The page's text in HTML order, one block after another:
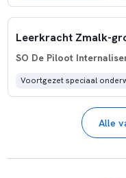
SO De Piloot
Voortgezet speciaal
Alle